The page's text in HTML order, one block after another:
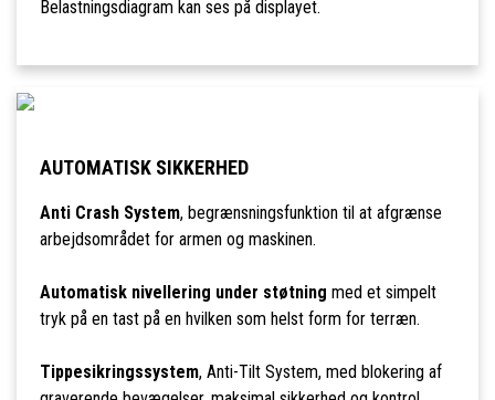
Belastningsdiagram kan ses på displayet.
AUTOMATISK SIKKERHED
Anti Crash System, begrænsningsfunktion til at afgrænse
arbejdsområdet for armen og maskinen.
Automatisk nivellering under støtning med et simpelt
tryk på en tast på en hvilken som helst form for terræn.
Tippesikringssystem, Anti-Tilt System, med blokering af